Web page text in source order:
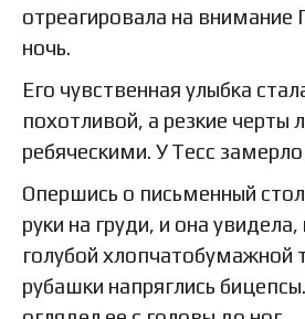
отреагировала на внимание
ночь.
Его чувственная улыбка
похотливой, а резкие черты
ребяческими. У Тесс
Опершись о письменный
руки на груди, и она
голубой хлопчатобумажной
рубашки напряглись